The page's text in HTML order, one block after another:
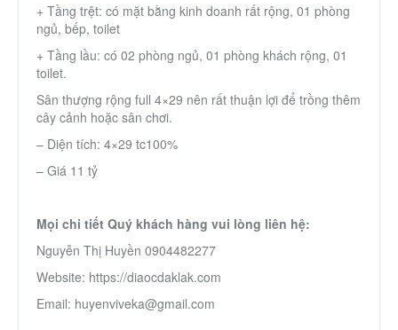
Thành Phố Cà Phê
Liên hệ
+ Tầng trệt: có mặt bằng kinh doanh rất rộng, 01 phòng
ngủ, bếp, toilet
+ Tầng lầu: có 02 phòng ngủ, 01 phòng khách rộng, 01
toilet.
Sân thượng rộng full 4×29 nên rất thuận lợi để trồng thêm
cây cảnh hoặc sân chơi.
– Diện tích: 4×29 tc100%
– Giá 11 tỷ
Mọi chi tiết Quý khách hàng vui lòng liên hệ:
Nguyễn Thị Huyền 0904482277
Website: https://diaocdaklak.com
Email: huyenviveka@gmail.com